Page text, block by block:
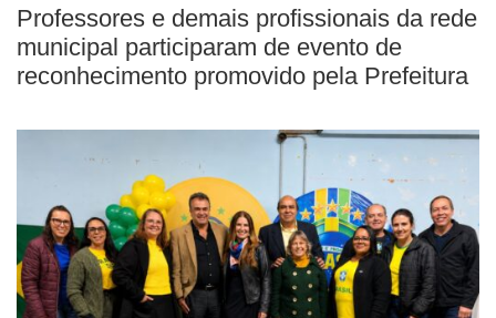
Professores e demais profissionais da rede
municipal participaram de evento de
reconhecimento promovido pela Prefeitura